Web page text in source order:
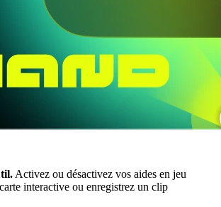
Activez ou désactivez vos aides en jeu
interactive ou enregistrez un clip